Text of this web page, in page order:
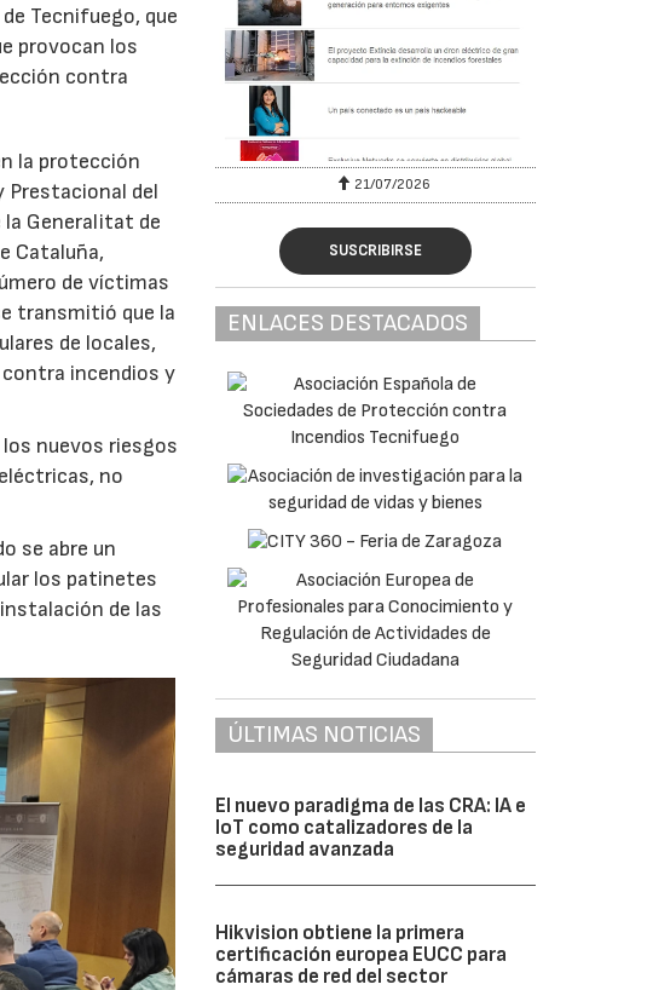
Tecnifuego, que
provocan los
contra
la protección
Prestacional del
la Generalitat de
Cataluña,
de víctimas
transmitió que la
de locales,
contra incendios y
nuevos riesgos
no
se abre un
los patinetes
de las
28/07/2026 21/07/2026
SUSCRIBIRSE
ENLACES DESTACADOS
ÚLTIMAS NOTICIAS
El nuevo paradigma de las CRA: IA e
IoT como catalizadores de la
seguridad avanzada
Hikvision obtiene la primera
certificación europea EUCC para
cámaras de red del sector